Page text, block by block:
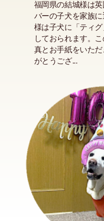
福岡県の結城様は
バーの子犬を家族
様は子犬に「ティ
しておられます。
真とお手紙をいた
がとうござ...